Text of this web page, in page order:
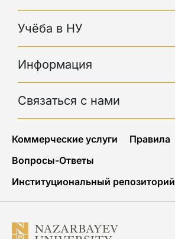
Учёба в НУ
Информация
Связаться с нами
Коммерческие услуги Правила
Вопросы-Ответы
Институциональный репозиторий